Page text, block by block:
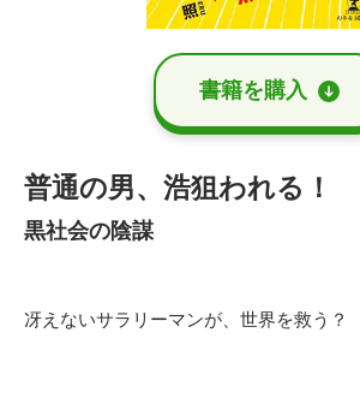
書籍を購⼊
普通の男、浩狙われる！
黒社会の陰謀
冴えないサラリーマンが、世界を救う？